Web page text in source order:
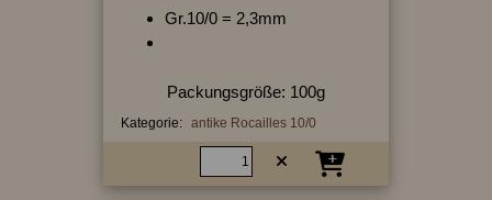
Gr.10/0 = 2,3mm
Packungsgröße: 100g
Kategorie: antike Rocailles 10/0